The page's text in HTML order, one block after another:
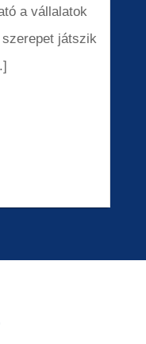
a vállalatok
játszik